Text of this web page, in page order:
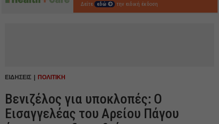
Δείτε εδώ την ειδική έκδοση
ΕΙΔΗΣΕΙΣ ΠΟΛΙΤΙΚΗ
Βενιζέλος για υποκλοπές: Ο
Εισαγγελέας του Αρείου Πάγου